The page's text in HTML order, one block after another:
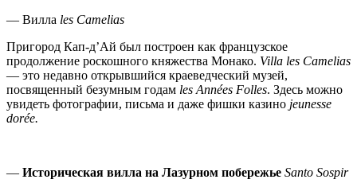
— Вилла les Camelias
Пригород Кап-д’Ай был построен как французское
продолжение роскошного княжества Монако. Villa les Camelias
— это недавно открывшийся краеведческий музей,
посвященный безумным годам les Années Folles. Здесь можно
увидеть фотографии, письма и даже фишки казино jeunesse
dorée.
— Историческая вилла на Лазурном побережье Santo Sospir